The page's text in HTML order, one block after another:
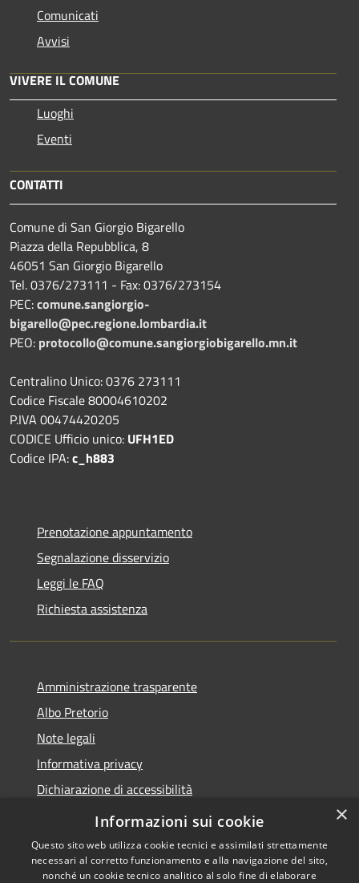
Comunicati
Avvisi
VIVERE IL COMUNE
Luoghi
Eventi
CONTATTI
Comune di San Giorgio Bigarello
Piazza della Repubblica, 8
46051 San Giorgio Bigarello
Tel. 0376/273111 - Fax: 0376/273154
PEC:comune.sangiorgio-
bigarello@pec.regione.lombardia.it
PEO: protocollo@comune.sangiorgiobigarello.mn.it
Centralino Unico: 0376 273111
Codice Fiscale 80004610202
P.IVA 00474420205
CODICE Ufficio unico: UFH1ED
Codice IPA:c_h883
Prenotazione appuntamento
Segnalazione disservizio
Leggi le FAQ
Richiesta assistenza
Amministrazione trasparente
Albo Pretorio
Note legali
Informativa privacy
Dichiarazione di accessibilità
Obiettivi di accessibilità
×
Informazioni sui cookie
Questo sito web utilizza cookie tecnici e assimilati strettamente
necessari al corretto funzionamento e alla navigazione del sito,
nonché un cookie tecnico analitico al solo fine di elaborare